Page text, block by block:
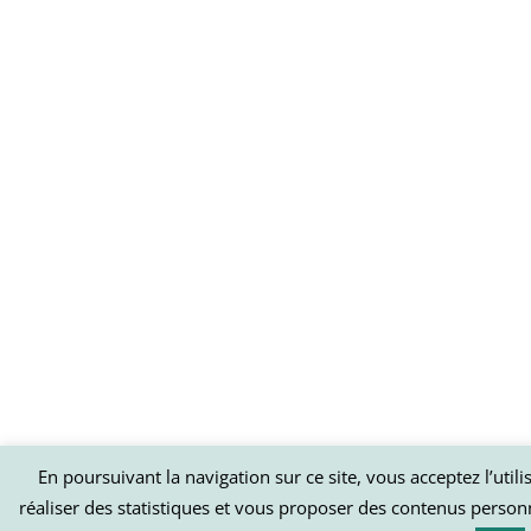
En poursuivant la navigation sur ce site, vous acceptez
réaliser des statistiques et vous proposer des contenus